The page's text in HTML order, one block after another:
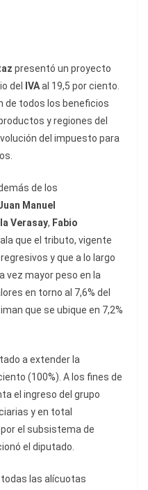
presentó un proyecto
del
IVAal 19,5 por ciento.
de todos los beneficios
y regiones del
del impuesto para
de los
Manuel
Verasay, Fabio
que el tributo, vigente
y que a lo largo
vez mayor peso en la
en torno al 7,6% del
que se ubique en 7,2%
a extender la
(100%). A los fines de
el ingreso del grupo
y en total
el subsistema de
el diputado.
todas las alícuotas